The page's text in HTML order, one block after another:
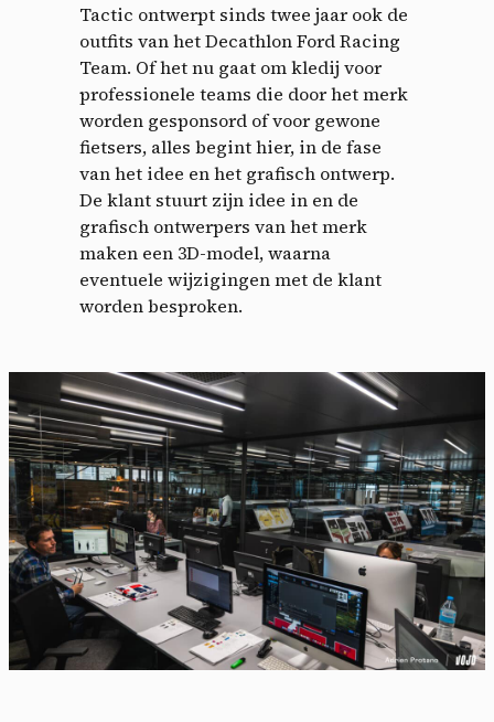
Tactic ontwerpt sinds twee jaar ook de
outfits van het Decathlon Ford Racing
Team. Of het nu gaat om kledij voor
professionele teams die door het merk
worden gesponsord of voor gewone
fietsers, alles begint hier, in de fase
van het idee en het grafisch ontwerp.
De klant stuurt zijn idee in en de
grafisch ontwerpers van het merk
maken een 3D-model, waarna
eventuele wijzigingen met de klant
worden besproken.